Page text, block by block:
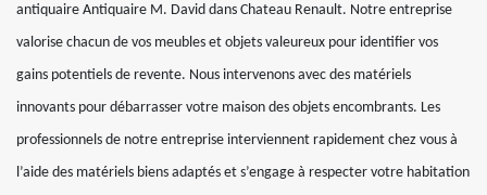
antiquaire Antiquaire M. David dans Chateau Renault. Notre entreprise
valorise chacun de vos meubles et objets valeureux pour identifier vos
gains potentiels de revente. Nous intervenons avec des matériels
innovants pour débarrasser votre maison des objets encombrants. Les
professionnels de notre entreprise interviennent rapidement chez vous à
l’aide des matériels biens adaptés et s’engage à respecter votre habitation